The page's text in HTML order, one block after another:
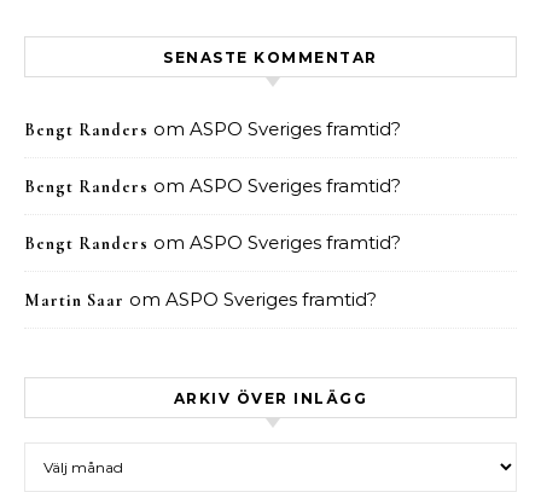
SENASTE KOMMENTAR
Bengt Randers om ASPO Sveriges framtid?
Bengt Randers om ASPO Sveriges framtid?
Bengt Randers om ASPO Sveriges framtid?
Martin Saar om ASPO Sveriges framtid?
ARKIV ÖVER INLÄGG